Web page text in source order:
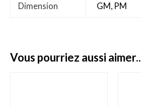
Dimension GM, PM
vous pourriez aussi aimer..